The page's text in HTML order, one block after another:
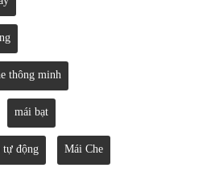
thông minh
mái bạt
tự động Mái Che